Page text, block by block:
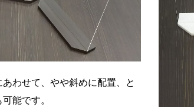
わせて、やや斜めに配置、と
能です。